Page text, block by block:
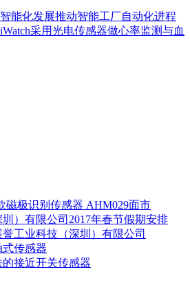
能化发展推动智能工厂自动化进程
采用光电传感器做心率监测与血
磁极识别传感器 AHM029面市
）有限公司2017年春节假期安排
工业科技（深圳）有限公司
式传感器
接近开关传感器